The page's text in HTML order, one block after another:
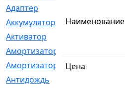
Адаптер
Аккумулятор
[2]
Активатор
Амортизатор
Амортизаторы
Антидождь
Наименование
Цена